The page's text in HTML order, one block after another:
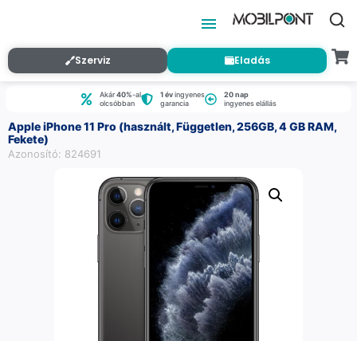
Szerviz Eladás
Akár40%-al
olcsóbban
1 évingyenes
garancia
20 nap
ingyenes elállás
Apple iPhone 11 Pro (használt, Független, 256GB, 4 GB RAM,
Fekete)
Azonosító: 824691